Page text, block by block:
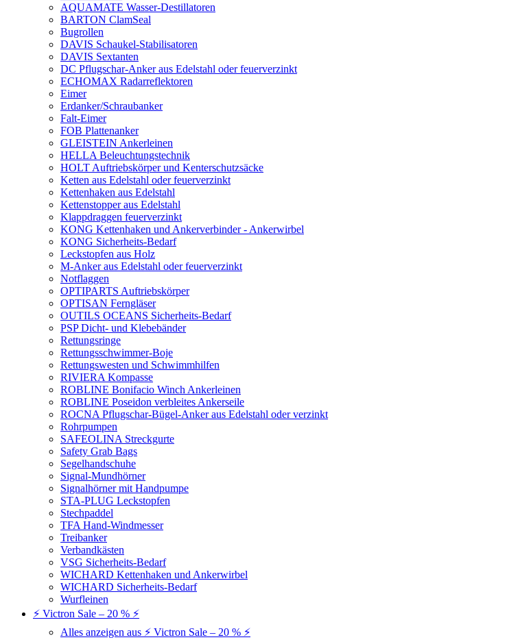
AQUAMATE Wasser-Destillatoren
BARTON ClamSeal
Bugrollen
DAVIS Schaukel-Stabilisatoren
DAVIS Sextanten
DC Pflugschar-Anker aus Edelstahl oder feuerverzinkt
ECHOMAX Radarreflektoren
Eimer
Erdanker/Schraubanker
Falt-Eimer
FOB Plattenanker
GLEISTEIN Ankerleinen
HELLA Beleuchtungstechnik
HOLT Auftriebskörper und Kenterschutzsäcke
Ketten aus Edelstahl oder feuerverzinkt
Kettenhaken aus Edelstahl
Kettenstopper aus Edelstahl
Klappdraggen feuerverzinkt
KONG Kettenhaken und Ankerverbinder - Ankerwirbel
KONG Sicherheits-Bedarf
Leckstopfen aus Holz
M-Anker aus Edelstahl oder feuerverzinkt
Notflaggen
OPTIPARTS Auftriebskörper
OPTISAN Ferngläser
OUTILS OCEANS Sicherheits-Bedarf
PSP Dicht- und Klebebänder
Rettungsringe
Rettungsschwimmer-Boje
Rettungswesten und Schwimmhilfen
RIVIERA Kompasse
ROBLINE Bonifacio Winch Ankerleinen
ROBLINE Poseidon verbleites Ankerseile
ROCNA Pflugschar-Bügel-Anker aus Edelstahl oder verzinkt
Rohrpumpen
SAFEOLINA Streckgurte
Safety Grab Bags
Segelhandschuhe
Signal-Mundhörner
Signalhörner mit Handpumpe
STA-PLUG Leckstopfen
Stechpaddel
TFA Hand-Windmesser
Treibanker
Verbandkästen
VSG Sicherheits-Bedarf
WICHARD Kettenhaken und Ankerwirbel
WICHARD Sicherheits-Bedarf
Wurfleinen
⚡ Victron Sale – 20 % ⚡
Alles anzeigen aus ⚡ Victron Sale – 20 % ⚡